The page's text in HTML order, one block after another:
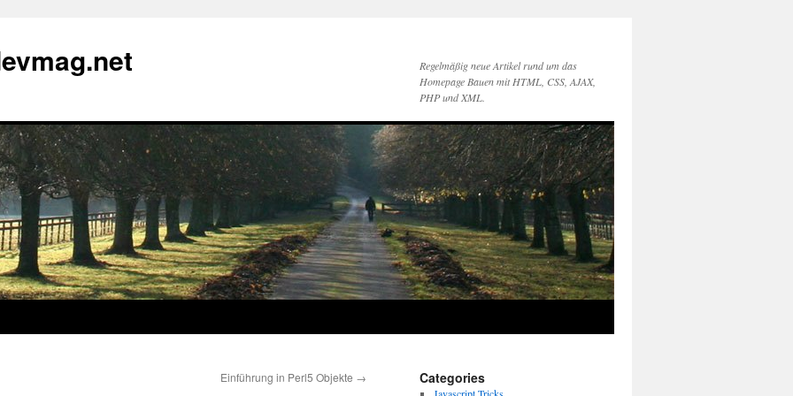
Regelmäßig neue Artikel rund um das
Homepage Bauen mit HTML, CSS, AJAX,
PHP und XML.
Einführung in Perl5 Objekte → Categories